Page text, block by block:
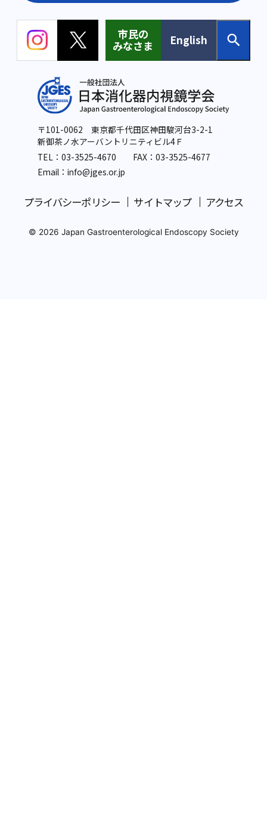
市民の
みなさま
English
〒101-0062 東京都千代田区神田駿河台3-2-1
新御茶ノ水アーバントリニティビル4Ｆ
TEL：03-3525-4670 FAX：03-3525-4677
Email：info@jges.or.jp
プライバシーポリシー サイトマップ アクセス
© 2026 Japan Gastroenterological Endoscopy Society